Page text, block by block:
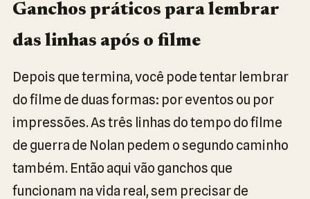
Ganchos práticos para lembrar
das linhas após o filme
Depois que termina, você pode tentar lembrar
do filme de duas formas: por eventos ou por
impressões. As três linhas do tempo do filme
de guerra de Nolan pedem o segundo caminho
também. Então aqui vão ganchos que
funcionam na vida real, sem precisar de